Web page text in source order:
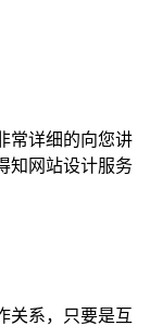
常详细的向您讲
知网站设计服务
关系，只要是互